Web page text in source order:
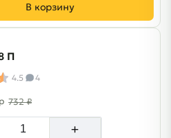
В корзину
П
4.5 4
732 ₽
+